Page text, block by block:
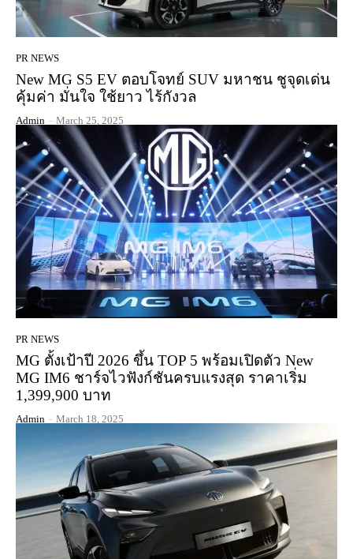
PR NEWS
New MG S5 EV ตอบโจทย์ SUV มหาชน ชูจุดเด่น
คุ้มค่า มั่นใจ ใช้ยาว ไร้กังวล
Admin - March 25, 2025
PR NEWS
MG ตั้งเป้าปี 2026 ขึ้น TOP 5 พร้อมเปิดตัว New
MG IM6 ชาร์จไวฟังก์ชันครบแรงสุด ราคาเริ่ม
1,399,900 บาท
Admin - March 18, 2025